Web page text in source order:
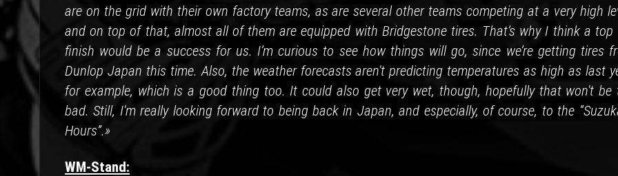
are on the grid with their own factory teams, as are several other teams competing at a very high
and on top of that, almost all of them are equipped with Bridgestone tires. That’s why I think a top
finish would be a success for us. I’m curious to see how things will go, since we’re getting tires
Dunlop Japan this time. Also, the weather forecasts aren't predicting temperatures as high as last
for example, which is a good thing too. It could also get very wet, though, hopefully that won't be
bad. Still, I'm really looking forward to being back in Japan, and especially, of course, to the
Hours”.»
WM-Stand: